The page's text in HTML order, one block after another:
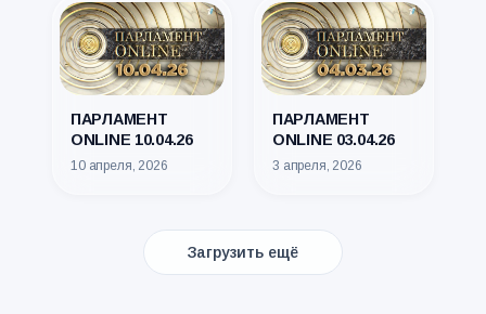
ПАРЛАМЕНТ
ONLINE 10.04.26
10 апреля, 2026
ПАРЛАМЕНТ
ONLINE 03.04.26
3 апреля, 2026
Загрузить ещё